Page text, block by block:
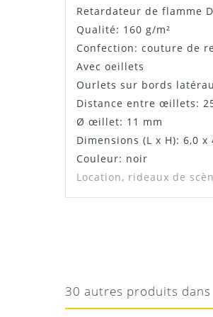
Retardateur de flamme
Qualité: 160 g/m²
Confection: couture de
Avec oeillets
Ourlets sur bords
Distance entre œillets:
Ø œillet: 11 mm
Dimensions (L x H): 6,0
Couleur: noir
Location, rideaux de
30 autres produits